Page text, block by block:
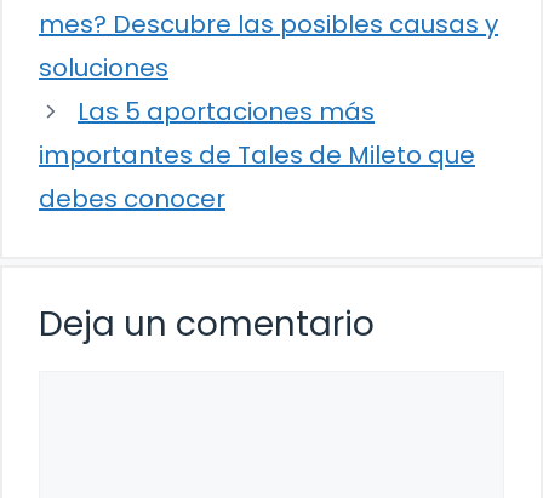
mes? Descubre las posibles causas y
soluciones
Las 5 aportaciones más
importantes de Tales de Mileto que
debes conocer
Deja un comentario